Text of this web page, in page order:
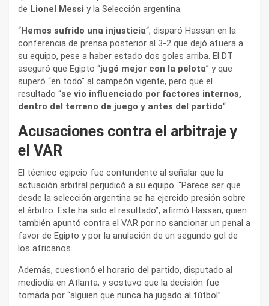
de Lionel Messi y la Selección argentina.
“Hemos sufrido una injusticia“, disparó Hassan en la
conferencia de prensa posterior al 3-2 que dejó afuera a
su equipo, pese a haber estado dos goles arriba. El DT
aseguró que Egipto “jugó mejor con la pelota” y que
superó “en todo” al campeón vigente, pero que el
resultado “se vio influenciado por factores internos,
dentro del terreno de juego y antes del partido“.
Acusaciones contra el arbitraje y
el VAR
El técnico egipcio fue contundente al señalar que la
actuación arbitral perjudicó a su equipo. “Parece ser que
desde la selección argentina se ha ejercido presión sobre
el árbitro. Este ha sido el resultado”, afirmó Hassan, quien
también apuntó contra el VAR por no sancionar un penal a
favor de Egipto y por la anulación de un segundo gol de
los africanos.
Además, cuestionó el horario del partido, disputado al
mediodía en Atlanta, y sostuvo que la decisión fue
tomada por “alguien que nunca ha jugado al fútbol”.